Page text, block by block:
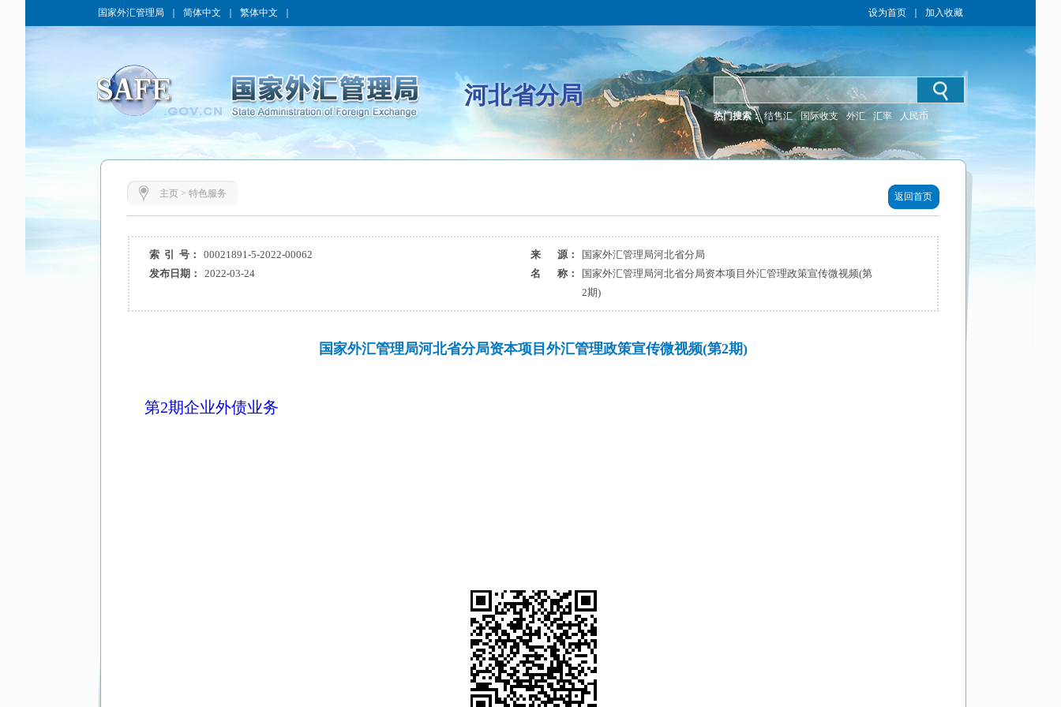
国家外汇管理局 简体中文 繁体中文 设为首页 加入收藏
河北省分局
热门搜索： 结售汇 国际收支 外汇 汇率 人民币
主页> 特色服务 返回首页
索 引 号： 00021891-5-2022-00062 来 源：
国家外汇管理局河北省分局
发布日期：
2022-03-24 名 称：
国家外汇管理局河北省分局资本项目外汇管理政策宣传微视频(第
2期)
国家外汇管理局河北省分局资本项目外汇管理政策宣传微视频(第2期)
第2期企业外债业务